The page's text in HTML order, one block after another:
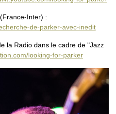
Inter) :
de-parker-avec-inedit
la Radio dans le cadre de "Jazz
looking-for-parker